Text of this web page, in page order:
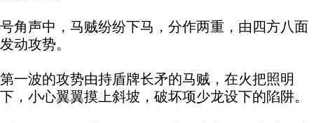
号角声中，马贼纷纷下马，分作两重，由四方八面
发动攻势。
第一波的攻势由持盾牌长矛的马贼，在火把照明
下，小心翼翼摸上斜坡，破坏项少龙设下的陷阱。